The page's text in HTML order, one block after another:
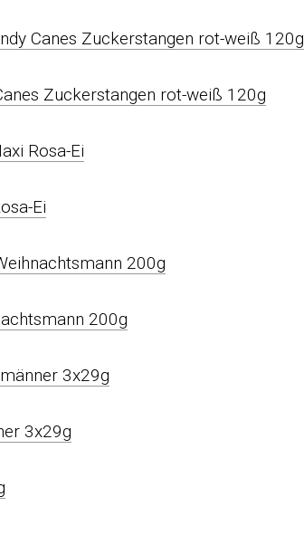
Canes Zuckerstangen rot-weiß 120g
Rosa-Ei
200g
3x29g